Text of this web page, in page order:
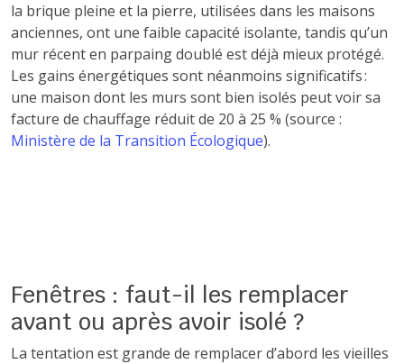
la brique pleine et la pierre, utilisées dans les maisons
anciennes, ont une faible capacité isolante, tandis qu’un
mur récent en parpaing doublé est déjà mieux protégé.
Les gains énergétiques sont néanmoins significatifs :
une maison dont les murs sont bien isolés peut voir sa
facture de chauffage réduit de 20 à 25 % (source :
Ministère de la Transition Écologique).
Fenêtres : faut-il les remplacer
avant ou après avoir isolé ?
La tentation est grande de remplacer d’abord les vieilles